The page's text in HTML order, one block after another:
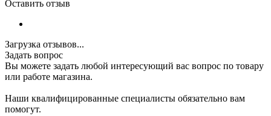
Оставить отзыв
Загрузка отзывов...
Задать вопрос
Вы можете задать любой интересующий вас вопрос по товару
или работе магазина.
Наши квалифицированные специалисты обязательно вам
помогут.